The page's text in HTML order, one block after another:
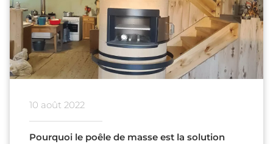
10 août 2022
Pourquoi le poêle de masse est la solution